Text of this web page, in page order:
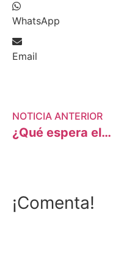
WhatsApp
Email
NOTICIA ANTERIOR
¿Qué espera el Perú de la Cumbre del Clima en Nueva York?
¡Comenta!